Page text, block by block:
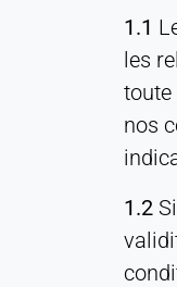
1.1
les
toute
nos
1.2
des
privée. Ces
désactivés.
Name:
Heat